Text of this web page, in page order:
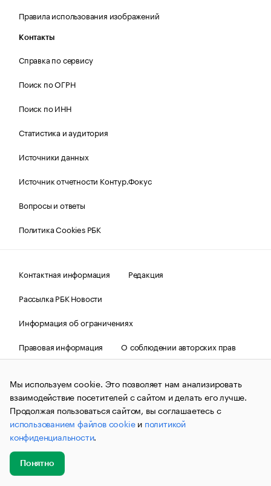
Правила использования изображений
Контакты
Справка по сервису
Поиск по ОГРН
Поиск по ИНН
Статистика и аудитория
Источники данных
Источник отчетности Контур.Фокус
Вопросы и ответы
Политика Cookies РБК
Контактная информация
Редакция
Рассылка РБК Новости
Информация об ограничениях
Правовая информация
О соблюдении авторских прав
и материалы информационного агентства «РБК»
(зарегистрировано Федеральной службой по надзору в сфере
связи, информационных технологий и массовых
коммуникаций (Роскомнадзор) 09.12.2015 за номером ИА
№ФС77-63848) сопровождаются пометкой «РБК». Отдельные
публикации могут содержать информацию,
не предназначенную для пользователей
до 18 лет.
Мы используем cookie. Это позволяет нам анализировать
взаимодействие посетителей с сайтом и делать его лучше.
Продолжая пользоваться сайтом, вы соглашаетесь с
использованием файлов cookieи политикой
конфиденциальности.
Понятно